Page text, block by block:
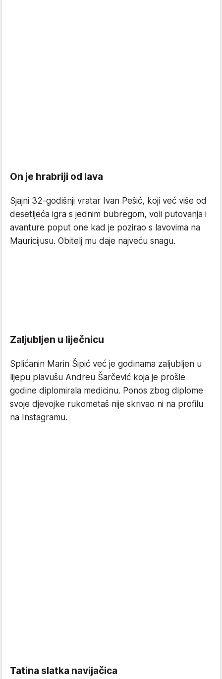
On je hrabriji od lava
Sjajni 32-godišnji vratar Ivan Pešić, koji već više od
desetljeća igra s jednim bubregom, voli putovanja i
avanture poput one kad je pozirao s lavovima na
Mauricijusu. Obitelj mu daje najveću snagu.
Zaljubljen u liječnicu
Splićanin Marin Šipić već je godinama zaljubljen u
lijepu plavušu Andreu Šarčević koja je prošle
godine diplomirala medicinu. Ponos zbog diplome
svoje djevojke rukometaš nije skrivao ni na profilu
na Instagramu.
Tatina slatka navijačica